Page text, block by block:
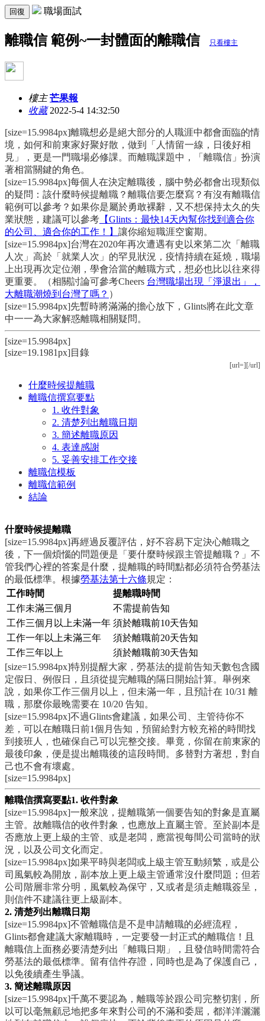
回復 職場面試
離職信 範例~一封體面的離職信 只看樓主
樓主 芒果報
收藏2022-5-4 14:32:50
[size=15.9984px]離職想必是絕大部分的人職涯中都會面臨的情
境，如何和前東家好聚好散，做到「人情留一線，日後好相
見」，更是一門職場必修課。而離職課題中，「離職信」扮演
著相當關鍵的角色。
[size=15.9984px]每個人在決定離職後，腦中勢必都會出現類似
的疑問：該什麼時候提離職？離職信要怎麼寫？有沒有離職信
範例可以參考？如果你是屬於勇敢裸辭，又不想保持太久的失
業狀態，建議可以參考 【Glints：最快14天內幫你找到適合你
的公司、適合你的工作！】 讓你縮短職涯空窗期。
[size=15.9984px]台灣在2020年再次遭遇有史以來第二次「離職
人次」高於「就業人次」的罕見狀況，疫情持續在延燒，職場
上出現再次定位潮，學會洽當的離職方式，想必也比以往來得
更重要。（相關討論可參考Cheers 台灣職場出現「淨退出」，
大離職潮燒到台灣了嗎？ ）
[size=15.9984px]先暫時將滿滿的擔心放下，Glints將在此文章
中一一為大家解惑離職相關疑問。
[size=15.9984px]
[size=19.1981px]目錄
[url=][/url]
什麼時候提離職
離職信撰寫要點
1. 收件對象
2. 清楚列出離職日期
3. 簡述離職原因
4. 表達感謝
5. 妥善安排工作交接
離職信模板
離職信範例
結論
什麼時候提離職
[size=15.9984px]再經過反覆評估，好不容易下定決心離職之
後，下一個煩惱的問題便是「要什麼時候跟主管提離職？」不
管我們心裡的答案是什麼，提離職的時間點都必須符合勞基法
的最低標準。根據勞基法第十六條規定：
工作時間
提離職時間
工作未滿三個月
不需提前告知
工作三個月以上未滿一年 須於離職前10天告知
工作一年以上未滿三年
須於離職前20天告知
工作三年以上
須於離職前30天告知
[size=15.9984px]特別提醒大家，勞基法的提前告知天數包含國
定假日、例假日，且須從提完離職的隔日開始計算。舉例來
說，如果你工作三個月以上，但未滿一年，且預計在 10/31 離
職，那麼你最晚需要在 10/20 告知。
[size=15.9984px]不過Glints會建議，如果公司、主管待你不
差，可以在離職日前1個月告知，預留給對方較充裕的時間找
到接班人，也確保自己可以完整交接。畢竟，你留在前東家的
最後印象，便是提出離職後的這段時間。多替對方著想，對自
己也不會有壞處。
[size=15.9984px]
離職信撰寫要點1. 收件對象
[size=15.9984px]一般來說，提離職第一個要告知的對象是直屬
主管。故離職信的收件對象，也應放上直屬主管。至於副本是
否應放上更上級的主管、或是老闆，應當視每間公司當時的狀
況，以及公司文化而定。
[size=15.9984px]如果平時與老闆或上級主管互動頻繁，或是公
司風氣較為開放，副本放上更上級主管通常沒什麼問題；但若
公司階層非常分明，風氣較為保守，又或者是須走離職簽呈，
則信件不建議往更上級副本。
2. 清楚列出離職日期
[size=15.9984px]不管離職信是不是申請離職的必經流程，
Glints都會建議大家離職時，一定要發一封正式的離職信！且
離職信上面務必要清楚列出「離職日期」，且發信時間需符合
勞基法的最低標準。留有信件存證，同時也是為了保護自己，
以免後續產生爭議。
3. 簡述離職原因
[size=15.9984px]千萬不要認為，離職等於跟公司完整切割，所
以可以毫無顧忌地把多年來對公司的不滿和委屈，都洋洋灑灑